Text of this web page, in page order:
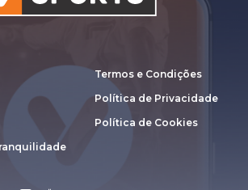
Termos e Condições
Política de Privacidade
Política de Cookies